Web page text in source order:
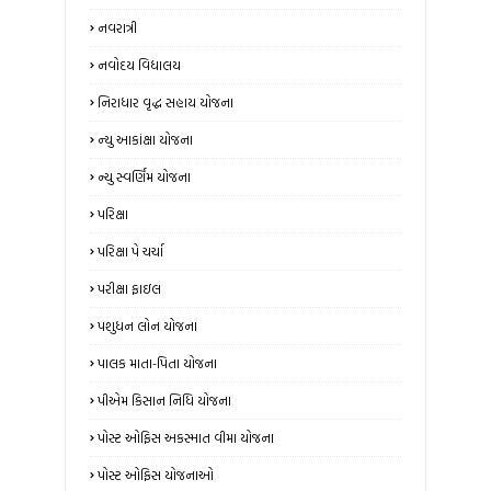
નવરાત્રી
નવોદય વિદ્યાલય
નિરાધાર વૃદ્ધ સહાય યોજના
ન્‍યુ આકાંક્ષા યોજના
ન્યુ સ્‍વર્ણિમ યોજના
પરિક્ષા
પરિક્ષા પે ચર્ચા
પરીક્ષા ફાઇલ
પશુધન લોન યોજના
પાલક માતા-પિતા યોજના
પીએમ કિસાન નિધિ યોજના
પોસ્ટ ઓફિસ અકસ્માત વીમા યોજના
પોસ્ટ ઓફિસ યોજનાઓ